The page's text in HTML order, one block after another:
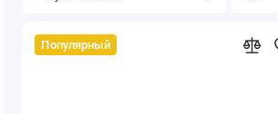
Популярный